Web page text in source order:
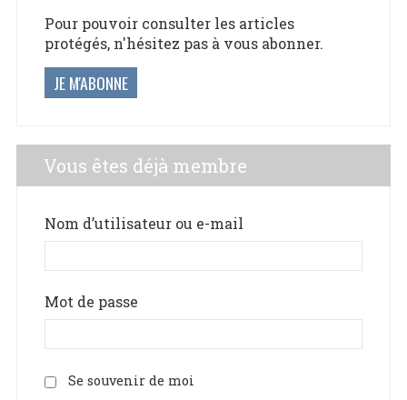
Pour pouvoir consulter les articles
protégés, n'hésitez pas à vous abonner.
JE M'ABONNE
Vous êtes déjà membre
Nom d’utilisateur ou e-mail
Mot de passe
Se souvenir de moi